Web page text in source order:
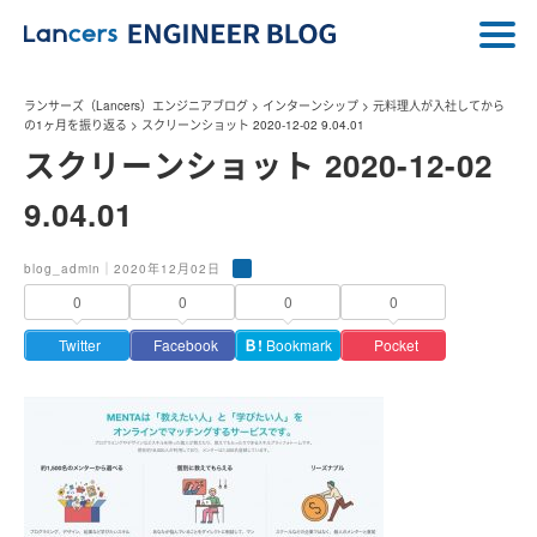
ランサーズ（Lancers）エンジニアブログ > インターンシップ > 元料理人が入社してから
の1ヶ月を振り返る > スクリーンショット 2020-12-02 9.04.01
スクリーンショット 2020-12-02
9.04.01
blog_admin｜2020年12月02日
0
Twitter
0
Facebook
0
Ｂ! Bookmark
0
Pocket